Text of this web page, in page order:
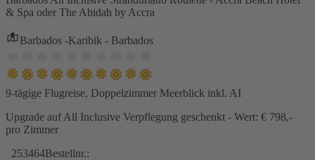
& Spa oder The Abidah by Accra
Barbados -Karibik - Barbados
9-tägige Flugreise, Doppelzimmer Meerblick inkl. AI
Upgrade auf All Inclusive Verpflegung geschenkt - Wert: € 798,-
pro Zimmer
253464Bestellnr.: